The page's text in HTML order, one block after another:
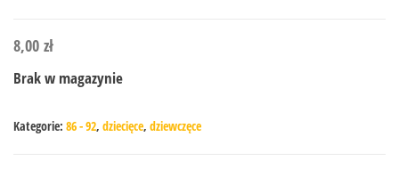
8,00 zł
Brak w magazynie
Kategorie: 86 - 92, dziecięce, dziewczęce